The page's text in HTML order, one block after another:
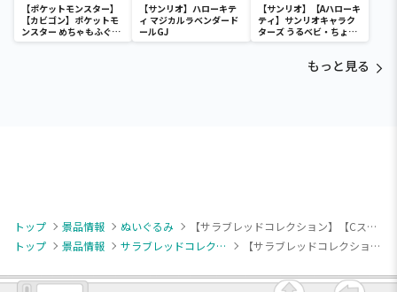
【ポケットモンスター】
【カビゴン】ポケットモ
ンスター めちゃもふぐっ
と ほっこりいやされぬい
【サンリオ】ハローキテ
ィ マジカルラベンダード
ールGJ
【サンリオ】【Aハローキ
ティ】サンリオキャラク
ターズ うるベビ・ちょい
デカドール
もっと見る
トップ 景品情報 ぬいぐるみ
【サラブレッドコレクション】【Cスイープトウショウ】サラブレッドコレクション ぬいぐるみ38
トップ
景品情報 サラブレッドコレクション 【サラブレッドコレクション】【Cスイープトウショウ】サラブレッドコレクション ぬいぐるみ38